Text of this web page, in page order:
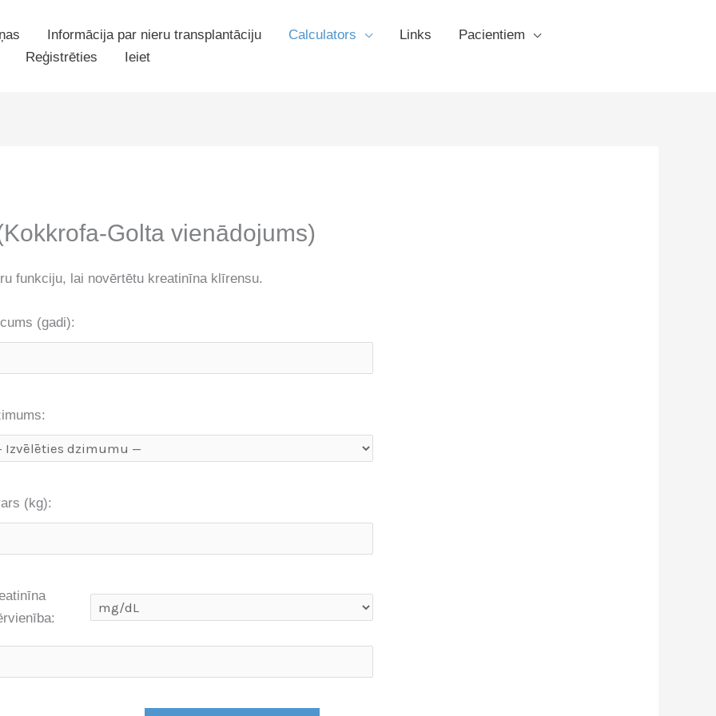
Informācija par nieru transplantāciju Calculators Links
Pacientiem
Reģistrēties Ieiet
Golta vienādojums)
funkciju, lai novērtētu kreatinīna klīrensu.
(gadi):
(kg):